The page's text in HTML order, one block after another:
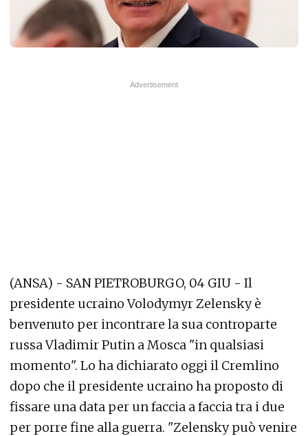
(ANSA) - SAN PIETROBURGO, 04 GIU - Il
presidente ucraino Volodymyr Zelensky è
benvenuto per incontrare la sua controparte
russa Vladimir Putin a Mosca "in qualsiasi
momento". Lo ha dichiarato oggi il Cremlino
dopo che il presidente ucraino ha proposto di
fissare una data per un faccia a faccia tra i due
per porre fine alla guerra. "Zelensky può venire